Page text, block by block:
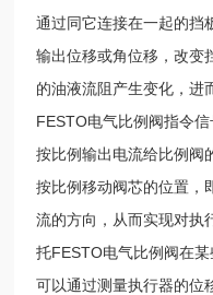
通过同它连接在一起的挡
输出位移或角位移，改变
的油液流阻产生变化，进
FESTO电气比例阀指令
按比例输出电流给比例阀
按比例移动阀芯的位置，
流的方向，从而实现对执
托FESTO电气比例阀在
可以通过测量执行器的位